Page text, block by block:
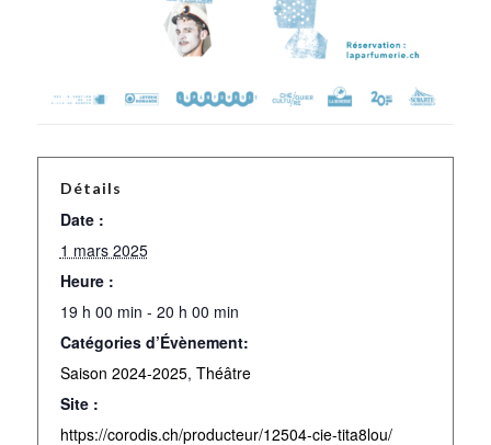
Détails
Date :
1 mars 2025
Heure :
19 h 00 min - 20 h 00 min
Catégories d’Évènement:
Saison 2024-2025, Théâtre
Site :
https://corodis.ch/producteur/12504-cie-tita8lou/